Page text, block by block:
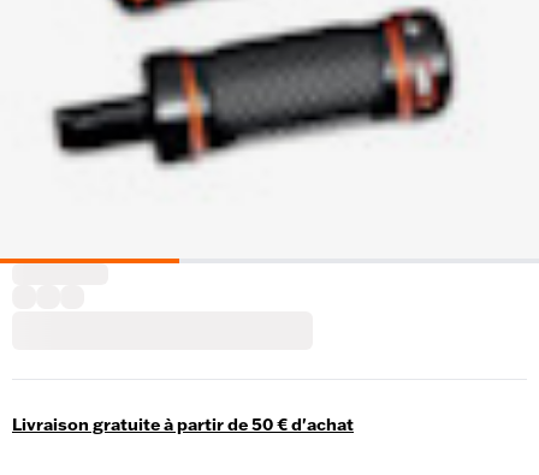
Livraison gratuite à partir de 50 € d'achat